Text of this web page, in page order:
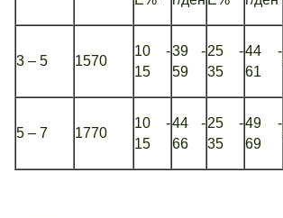
3 – 5 1570
10 -
15
39 -
59
25 -
35
44 -
61
5 – 7 1770
10 -
15
44 -
66
25 -
35
49 -
69